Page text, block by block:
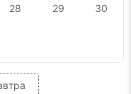
28 29 30